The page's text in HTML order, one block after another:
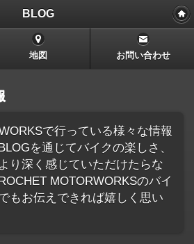
BLOG
地図 お問い合わせ
で行っている様々な情報
を通じてバイクの楽しさ、
り深く感じていただけたらな
MOTORWORKSのバイ
もお伝えできれば嬉しく思い